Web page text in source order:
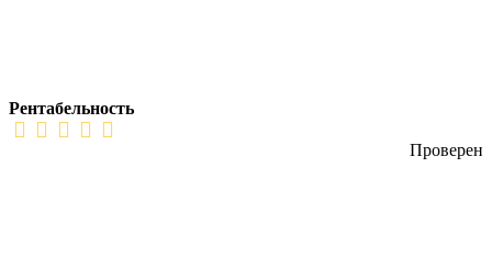
Рентабельность
Проверен